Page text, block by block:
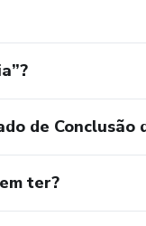
de Conclusão
ter?